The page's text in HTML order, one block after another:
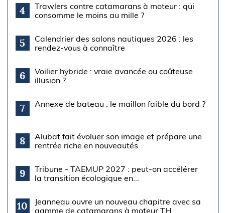
4
Trawlers contre catamarans à moteur : qui
consomme le moins au mille ?
5
Calendrier des salons nautiques 2026 : les
rendez-vous à connaître
6
Voilier hybride : vraie avancée ou coûteuse
illusion ?
7 Annexe de bateau : le maillon faible du bord ?
8
Alubat fait évoluer son image et prépare une
rentrée riche en nouveautés
9
Tribune - TAEMUP 2027 : peut-on accélérer
la transition écologique en...
10
Jeanneau ouvre un nouveau chapitre avec sa
gamme de catamarans à moteur TH